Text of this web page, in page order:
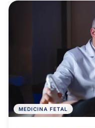
MEDICINA FETAL